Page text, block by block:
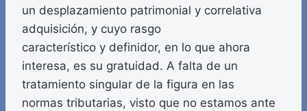
un desplazamiento patrimonial y correlativa
adquisición, y cuyo rasgo
característico y definidor, en lo que ahora
interesa, es su gratuidad. A falta de un
tratamiento singular de la figura en las
normas tributarias, visto que no estamos ante